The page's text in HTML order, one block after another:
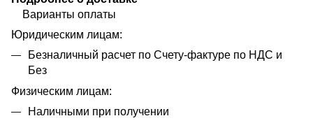
Варианты оплаты
Юридическим лицам:
Безналичный расчет по Счету-фактуре по НДС и
Без
Физическим лицам:
Наличными при получении